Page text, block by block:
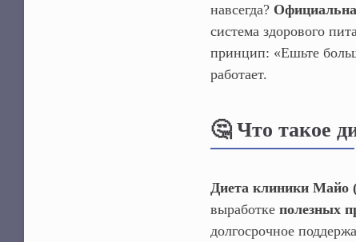
навсегда?
система здорового
принцип: «Ешьте
работает.
🤔 Что такое
Диета клиники Майо
выработке полезных
долгосрочное